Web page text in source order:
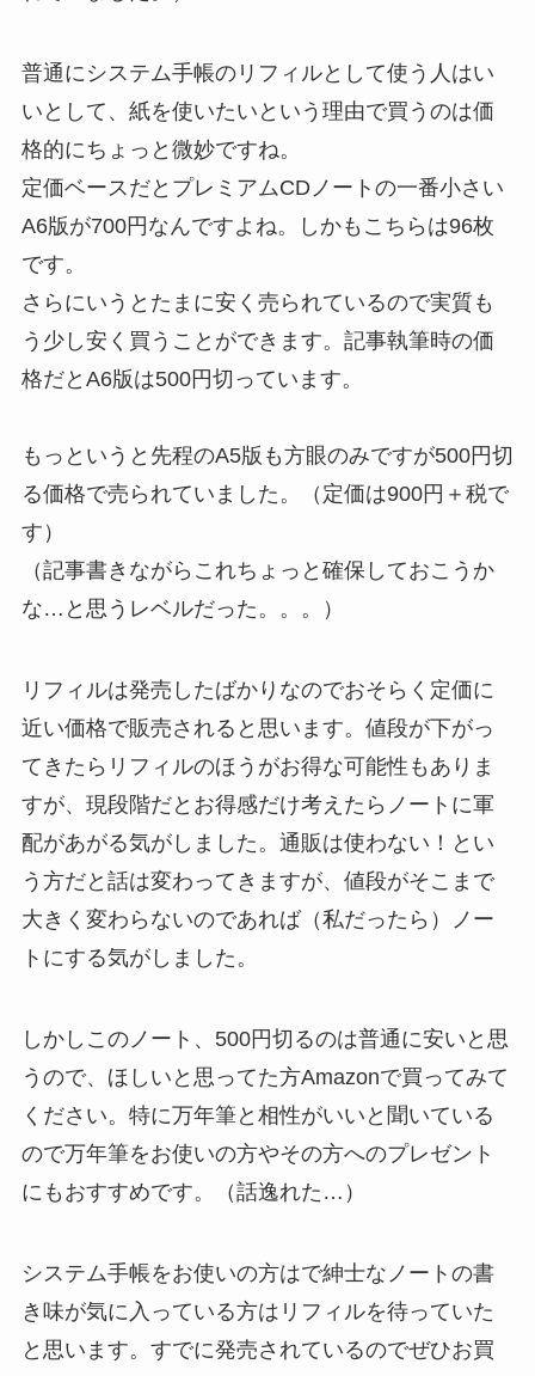
普通にシステム手帳のリフィルとして使う人はい
いとして、紙を使いたいという理由で買うのは価
格的にちょっと微妙ですね。
定価ベースだとプレミアムCDノートの一番小さい
A6版が700円なんですよね。しかもこちらは96枚
です。
さらにいうとたまに安く売られているので実質も
う少し安く買うことができます。記事執筆時の価
格だとA6版は500円切っています。
もっというと先程のA5版も方眼のみですが500円切
る価格で売られていました。（定価は900円＋税で
す）
（記事書きながらこれちょっと確保しておこうか
な…と思うレベルだった。。。）
リフィルは発売したばかりなのでおそらく定価に
近い価格で販売されると思います。値段が下がっ
てきたらリフィルのほうがお得な可能性もありま
すが、現段階だとお得感だけ考えたらノートに軍
配があがる気がしました。通販は使わない！とい
う方だと話は変わってきますが、値段がそこまで
大きく変わらないのであれば（私だったら）ノー
トにする気がしました。
しかしこのノート、500円切るのは普通に安いと思
うので、ほしいと思ってた方Amazonで買ってみて
ください。特に万年筆と相性がいいと聞いている
ので万年筆をお使いの方やその方へのプレゼント
にもおすすめです。（話逸れた…）
システム手帳をお使いの方はで紳士なノートの書
き味が気に入っている方はリフィルを待っていた
と思います。すでに発売されているのでぜひお買